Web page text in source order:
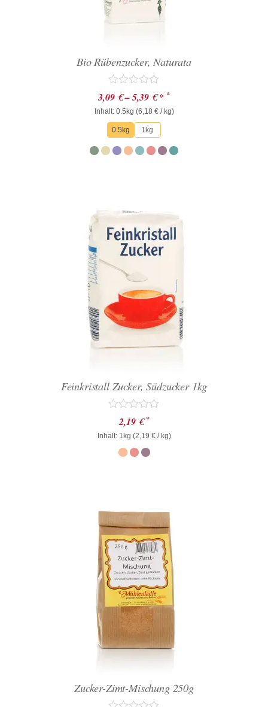
Bio Rübenzucker, Naturata
Bewertet
mit
0
von
5
3,09 €–5,39 €* *
Inhalt: 0.5kg (6,18 €/ kg)
0.5kg 1kg
Feinkristall Zucker, Südzucker 1kg
Bewertet
mit
0
von
2,19 € *
Inhalt: 1kg (2,19 €/ kg)
Zucker-Zimt-Mischung 250g